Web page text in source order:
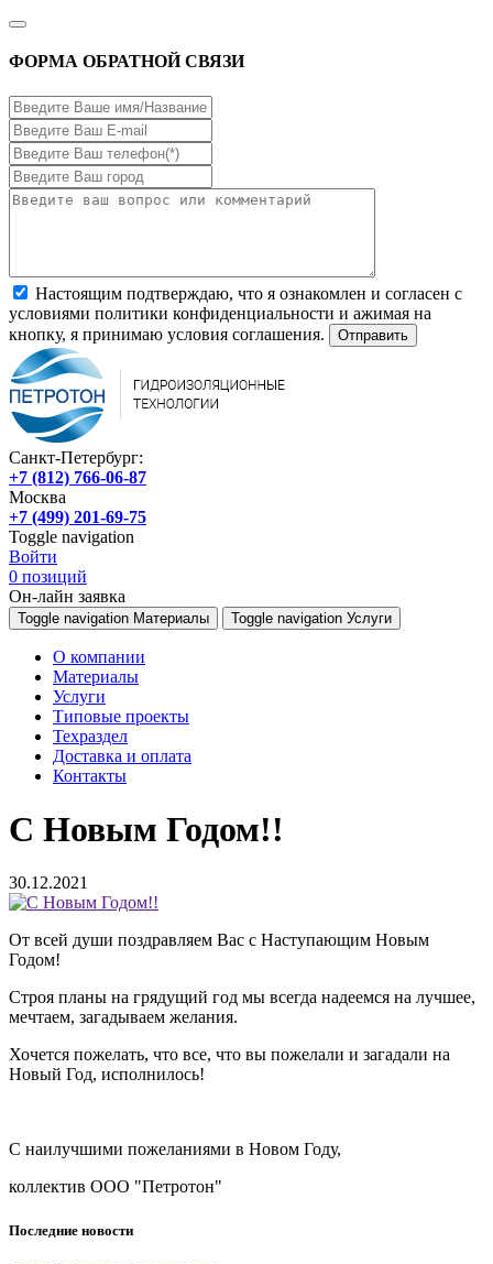
ФОРМА ОБРАТНОЙ СВЯЗИ
Настоящим подтверждаю, что я ознакомлен и согласен с
условиями политики конфиденциальности и ажимая на
кнопку, я принимаю условия соглашения.
Санкт-Петербург:
+7 (812) 766-06-87
Москва
+7 (499) 201-69-75
Toggle navigation
Войти
0 позиций
Он-лайн заявка
Toggle navigation Материалы Toggle navigation Услуги
О компании
Материалы
Услуги
Типовые проекты
Техраздел
Доставка и оплата
Контакты
С Новым Годом!!
30.12.2021
От всей души поздравляем Вас с Наступающим Новым
Годом!
Строя планы на грядущий год мы всегда надеемся на лучшее,
мечтаем, загадываем желания.
Хочется пожелать, что все, что вы пожелали и загадали на
Новый Год, исполнилось!
С наилучшими пожеланиями в Новом Году,
коллектив ООО "Петротон"
Последние новости